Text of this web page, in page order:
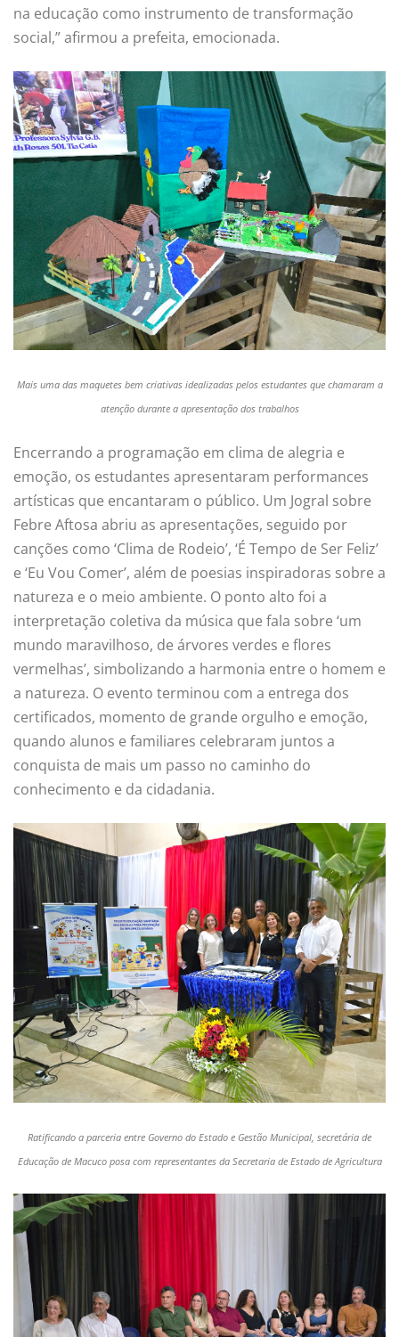
na educação como instrumento de transformação
social,” afirmou a prefeita, emocionada.
Mais uma das maquetes bem criativas idealizadas pelos estudantes que chamaram a
atenção durante a apresentação dos trabalhos
Encerrando a programação em clima de alegria e
emoção, os estudantes apresentaram performances
artísticas que encantaram o público. Um Jogral sobre
Febre Aftosa abriu as apresentações, seguido por
canções como ‘Clima de Rodeio’, ‘É Tempo de Ser Feliz’
e ‘Eu Vou Comer’, além de poesias inspiradoras sobre a
natureza e o meio ambiente. O ponto alto foi a
interpretação coletiva da música que fala sobre ‘um
mundo maravilhoso, de árvores verdes e flores
vermelhas’, simbolizando a harmonia entre o homem e
a natureza. O evento terminou com a entrega dos
certificados, momento de grande orgulho e emoção,
quando alunos e familiares celebraram juntos a
conquista de mais um passo no caminho do
conhecimento e da cidadania.
Ratificando a parceria entre Governo do Estado e Gestão Municipal, secretária de
Educação de Macuco posa com representantes da Secretaria de Estado de Agricultura